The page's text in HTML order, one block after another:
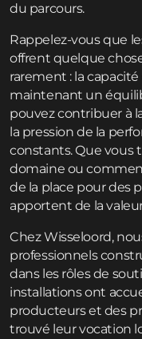
du parcours.
Rappelez-vous que
offrent quelque
rarement : la
maintenant un
pouvez contribuer à
la pression de la
constants. Que vous
domaine ou
de la place pour des
apportent de la
Chez Wisseloord,
professionnels
dans les rôles de
installations ont
producteurs et des
trouvé leur vocation